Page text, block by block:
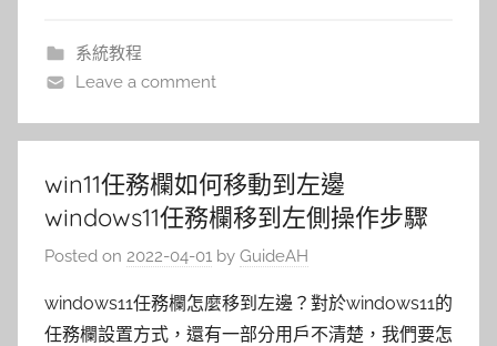
系統教程
Leave a comment
win11任務欄如何移動到左邊
windows11任務欄移到左側操作步驟
Posted on 2022-04-01 by GuideAH
windows11任務欄怎麼移到左邊？對於windows11的
任務欄設置方式，還有一部分用戶不清楚，我們要怎